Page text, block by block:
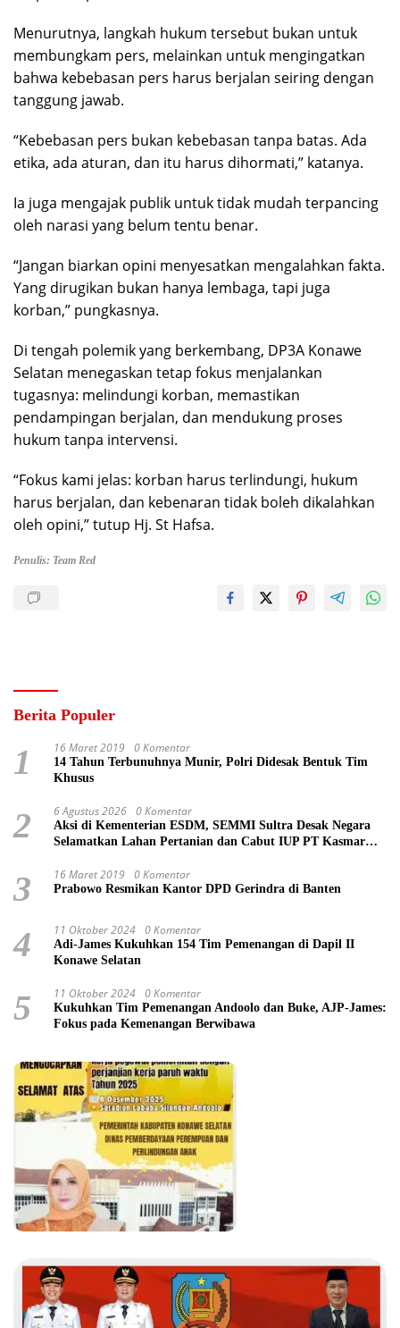
Menurutnya, langkah hukum tersebut bukan untuk
membungkam pers, melainkan untuk mengingatkan
bahwa kebebasan pers harus berjalan seiring dengan
tanggung jawab.
“Kebebasan pers bukan kebebasan tanpa batas. Ada
etika, ada aturan, dan itu harus dihormati,” katanya.
Ia juga mengajak publik untuk tidak mudah terpancing
oleh narasi yang belum tentu benar.
“Jangan biarkan opini menyesatkan mengalahkan fakta.
Yang dirugikan bukan hanya lembaga, tapi juga
korban,” pungkasnya.
Di tengah polemik yang berkembang, DP3A Konawe
Selatan menegaskan tetap fokus menjalankan
tugasnya: melindungi korban, memastikan
pendampingan berjalan, dan mendukung proses
hukum tanpa intervensi.
“Fokus kami jelas: korban harus terlindungi, hukum
harus berjalan, dan kebenaran tidak boleh dikalahkan
oleh opini,” tutup Hj. St Hafsa.
Penulis: Team Red
Berita Populer
1 16 Maret 2019 0 Komentar
14 Tahun Terbunuhnya Munir, Polri Didesak Bentuk Tim
Khusus
2 6 Agustus 2026 0 Komentar
Aksi di Kementerian ESDM, SEMMI Sultra Desak Negara
Selamatkan Lahan Pertanian dan Cabut IUP PT Kasmar
3 16 Maret 2019 0 Komentar
Prabowo Resmikan Kantor DPD Gerindra di Banten
4 11 Oktober 2024 0 Komentar
Adi-James Kukuhkan 154 Tim Pemenangan di Dapil II
Konawe Selatan
5 11 Oktober 2024 0 Komentar
Kukuhkan Tim Pemenangan Andoolo dan Buke, AJP-James:
Fokus pada Kemenangan Berwibawa